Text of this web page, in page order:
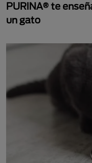
PURINA® te
un gato